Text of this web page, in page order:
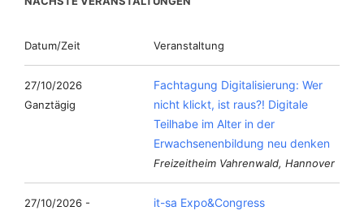
Datum/Zeit Veranstaltung
27/10/2026
Ganztägig
Fachtagung Digitalisierung: Wer
nicht klickt, ist raus?! Digitale
Teilhabe im Alter in der
Erwachsenenbildung neu denken
Freizeitheim Vahrenwald, Hannover
27/10/2026 -
it-sa Expo&Congress